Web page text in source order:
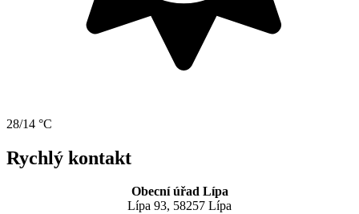
28/14 °C
Rychlý kontakt
Obecní úřad Lípa
Lípa 93, 58257 Lípa